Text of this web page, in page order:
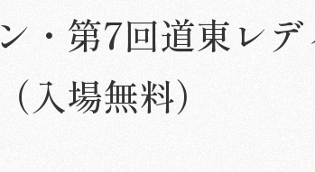
ン・第7回道東レ
（入場無料）